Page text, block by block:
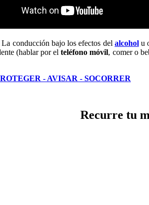
conducción bajo los efectos del alcoholu
(hablar por el teléfono móvil, comer o
- AVISAR - SOCORRER
Recurre tu